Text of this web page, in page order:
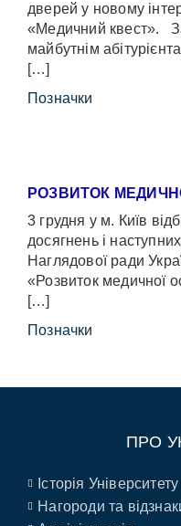
дверей у новому
«Медичний квест».
майбутнім
[…]
Позначки
РОЗВИТОК
3 грудня у м. Київ
досягнень і
Наглядової ради
«Розвиток медичної
[…]
Позначки
ПРО
Історія Університету
Нагороди та